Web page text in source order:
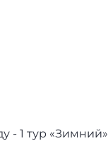
- 1 тур «Зимний»